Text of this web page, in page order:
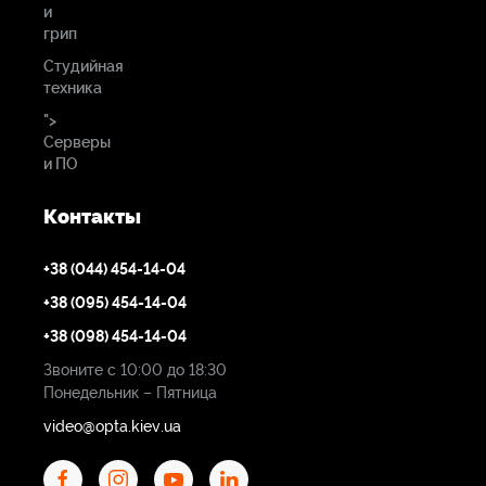
и
грип
Студийная
техника
">
Серверы
и ПО
Контакты
+38 (044) 454-14-04
+38 (095) 454-14-04
+38 (098) 454-14-04
Звоните с 10:00 до 18:30
Понедельник – Пятница
video@opta.kiev.ua